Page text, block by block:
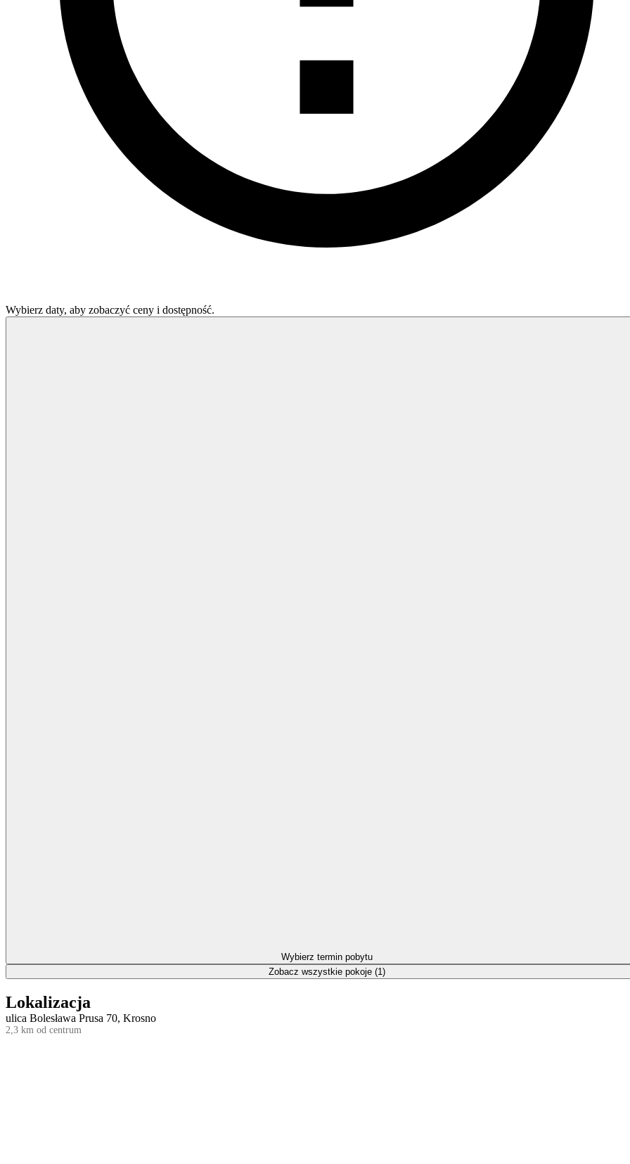
Lokalizacja
ulica Bolesława Prusa 70, Krosno
2,3 km od centrum
Wybierz daty, aby zobaczyć ceny i dostępność.
Wybierz termin pobytu
Zobacz wszystkie pokoje (1)